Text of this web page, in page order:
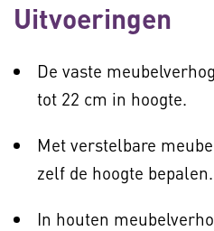
Uitvoeringen
De vaste
tot 22 cm in hoogte.
Met verstelbare
zelf de hoogte bepalen.
In houten